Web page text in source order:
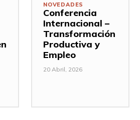
NOVEDADES
Conferencia
Internacional –
Transformación
Productiva y
Empleo
20 Abril, 2026